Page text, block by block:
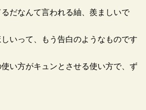
だなんて言われる紬、羨ましいで
いって、もう告白のようなものです
い方がキュンとさせる使い方で、ず